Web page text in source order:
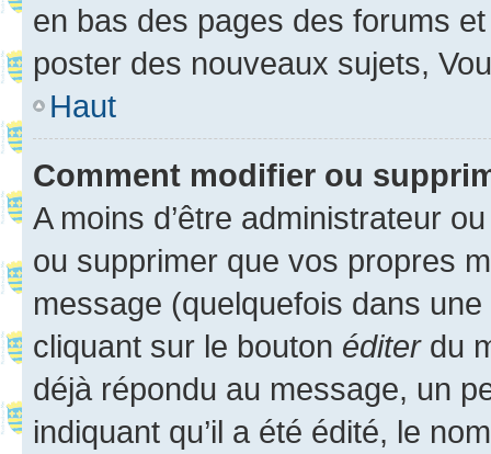
en bas des pages des forums
poster des nouveaux sujets,
Haut
Comment modifier ou
A moins d’être administrateur
ou supprimer que vos propres
message (quelquefois dans
cliquant sur le bouton éditerdu
déjà répondu au message, un
indiquant qu’il a été édité, le